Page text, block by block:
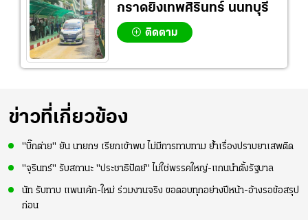
กราดยิงเทพศิรินทร์ นนทบุรี
ติดตาม
ข่าวที่เกี่ยวข้อง
"บิ๊กต่าย" ยัน นายกฯ เรียกเข้าพบ ไม่มีการทาบทาม ย้ำเรื่องปราบยาเสพติด
"จุรินทร์" รับสถานะ "ประชาธิปัตย์" ไม่ใช่พรรคใหญ่-แกนนำตั้งรัฐบาล
นัท รับทาบ แพนเค้ก-ใหม่ ร่วมงานจริง ขอตอบทุกอย่างปีหน้า-อ้างรอข้อสรุป
ก่อน